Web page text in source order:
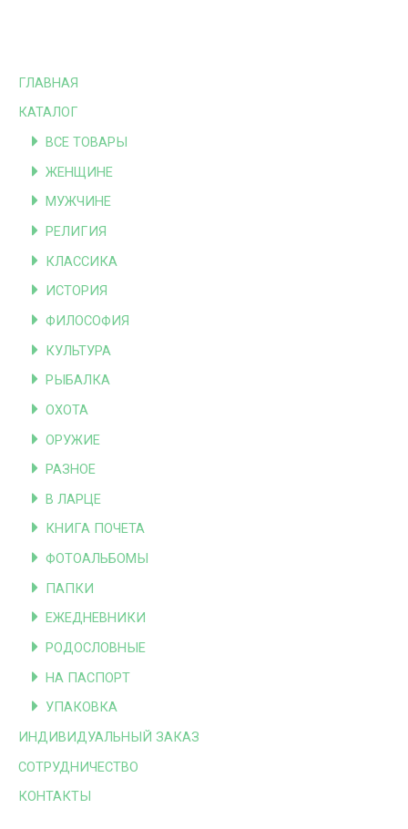
ГЛАВНАЯ
КАТАЛОГ
ВСЕ ТОВАРЫ
ЖЕНЩИНЕ
МУЖЧИНЕ
РЕЛИГИЯ
КЛАССИКА
ИСТОРИЯ
ФИЛОСОФИЯ
КУЛЬТУРА
РЫБАЛКА
ОХОТА
ОРУЖИЕ
РАЗНОЕ
В ЛАРЦЕ
КНИГА ПОЧЕТА
ФОТОАЛЬБОМЫ
ПАПКИ
ЕЖЕДНЕВНИКИ
РОДОСЛОВНЫЕ
НА ПАСПОРТ
УПАКОВКА
ИНДИВИДУАЛЬНЫЙ ЗАКАЗ
СОТРУДНИЧЕСТВО
КОНТАКТЫ